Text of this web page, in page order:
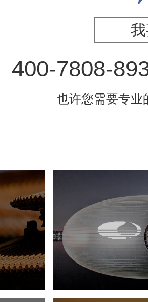
400-7808-
也许您需要专业
商城
国
文化艺术 剧院